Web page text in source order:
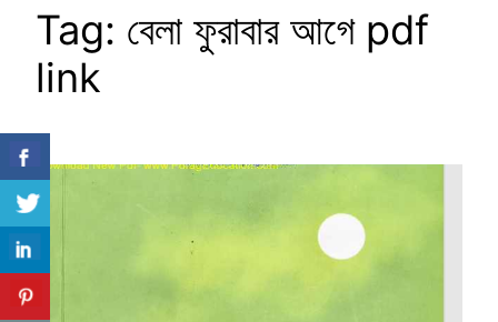
Tag: বেলা ফুরাবার আগে pdf
link